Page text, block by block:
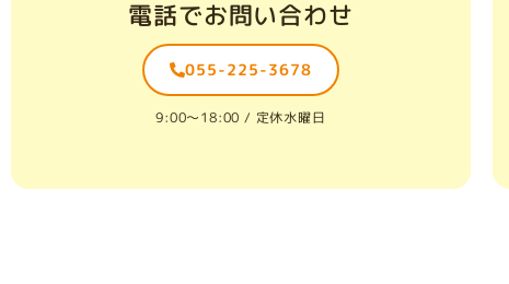
電話でお問い合わせ
055-225-3678
9:00〜18:00 / 定休水曜日